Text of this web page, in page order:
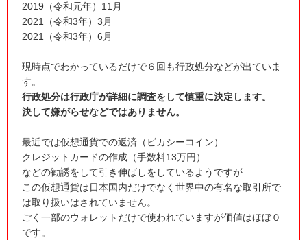
2019（令和元年）11月
2021（令和3年）3月
2021（令和3年）6月
現時点でわかっているだけで６回も行政処分などが出ていま
す。
行政処分は行政庁が詳細に調査をして慎重に決定します。
決して嫌がらせなどではありません。
最近では仮想通貨での返済（ビカシーコイン）
クレジットカードの作成（手数料13万円）
などの勧誘をして引き伸ばしをしているようですが
この仮想通貨は日本国内だけでなく世界中の有名な取引所で
は取り扱いはされていません。
ごく一部のウォレットだけで使われていますが価値はほぼ０
です。